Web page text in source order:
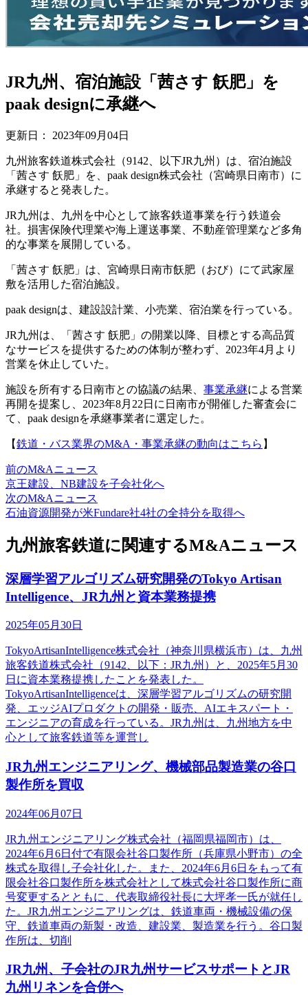
JR九州、宿泊施設「茜さす 飫肥」を
paak designに承継へ
更新日： 2023年09月04日
九州旅客鉄道株式会社（9142、以下JR九州）は、宿泊施設
「茜さす 飫肥」を、paak design株式会社（宮崎県日南市）に
承継すると発表した。
JR九州は、九州を中心として旅客鉄道事業を行う鉄道会
社。損害保険代理業や海上運送事業、不動産管理業など多角
的な事業を展開している。
「茜さす 飫肥」は、宮崎県日南市飫肥（おび）にて武家屋
敷を活用した宿泊施設。
paak designは、建設設計業、小売業、宿泊業を行っている。
JR九州は、「茜さす 飫肥」の開業以降、目標とする高品質
なサービスを提供するための体制が整わず、2023年4月より
営業を休止していた。
施設を所有する日南市との協議の結果、 事業承継による営業
再開を提案し、2023年8月22日に日南市が開催した審査会に
て、paak designを承継事業者に選定した。
【鉄道・バス業界のM&A・事業承継の動向はこちら 】
前のM&Aニュース
京王建設、NB建設を子会社化へ
次のM&Aニュース
石油資源開発が米Fundare社4社の全持分を取得へ
九州旅客鉄道に関連するM&Aニュース
深層学習アルゴリズム研究開発のTokyo Artisan
Intelligence、JR九州と資本業務提携
2025年05月30日
TokyoArtisanIntelligence株式会社（神奈川県横浜市）は、九州
旅客鉄道株式会社（9142、以下：JR九州）と、2025年5月30
日に資本業務提携したことを発表した。
TokyoArtisanIntelligenceは、深層学習アルゴリズムの研究開
発、エッジAIプロダクトの開発・販売、AIエキスパート・
エンジニアの育成を行っている。JR九州は、九州地方を中
心として旅客鉄道等を運営し
JR九州エンジニアリング、機械部品製造業の谷口
製作所を買収
2024年06月07日
JR九州エンジニアリング株式会社（福岡県福岡市）は、
2024年6月6日付で有限会社谷口製作所（兵庫県小野市）の全
株式を取得し子会社化した。また、2024年6月6日をもって有
限会社谷口製作所を株式会社として株式会社谷口製作所に商
号変更するとともに、代表取締役社長に大坪孝一氏が就任し
た。JR九州エンジニアリングは、鉄道車両・機械設備の保
守、鉄道車両の新製・改造、建設業、製造業を行う。谷口製
作所は、切削
JR九州、子会社のJR九州サービスサポートとJR
九州リネンを合併へ